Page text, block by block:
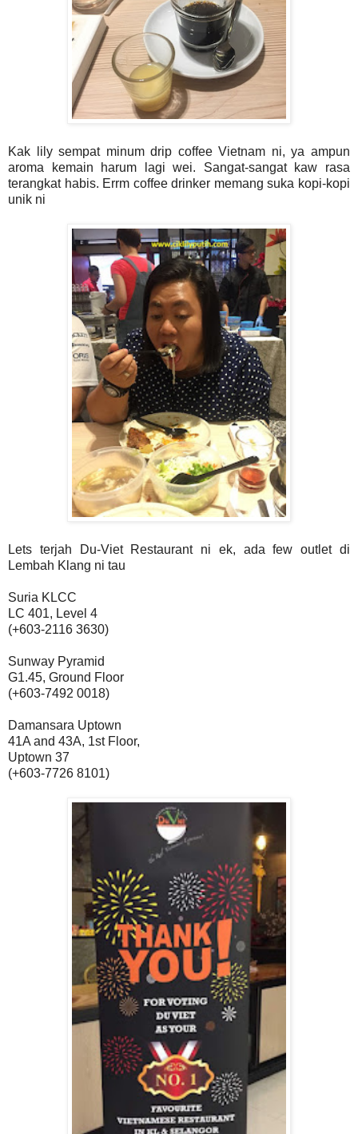
Kak lily sempat minum drip coffee Vietnam ni, ya ampun
aroma kemain harum lagi wei. Sangat-sangat kaw rasa
terangkat habis. Errm coffee drinker memang suka kopi-kopi
unik ni
Lets terjah Du-Viet Restaurant ni ek, ada few outlet di
Lembah Klang ni tau
Suria KLCC
LC 401, Level 4
(+603-2116 3630)
Sunway Pyramid
G1.45, Ground Floor
(+603-7492 0018)
Damansara Uptown
41A and 43A, 1st Floor,
Uptown 37
(+603-7726 8101)